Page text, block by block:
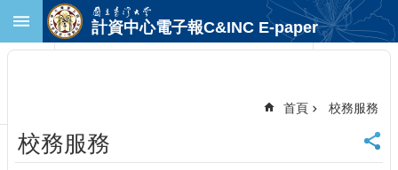
跳到主要內容區塊
首
頁
計資中心電子報C&INC E-paper
首頁 校務服務
校務服務